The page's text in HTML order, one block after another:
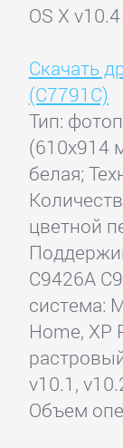
OS X
Скачать
(C7791C)
Тип:
(610x914
белая;
цветной
C9426A
система:
Home, XP
v10.1,
Объем